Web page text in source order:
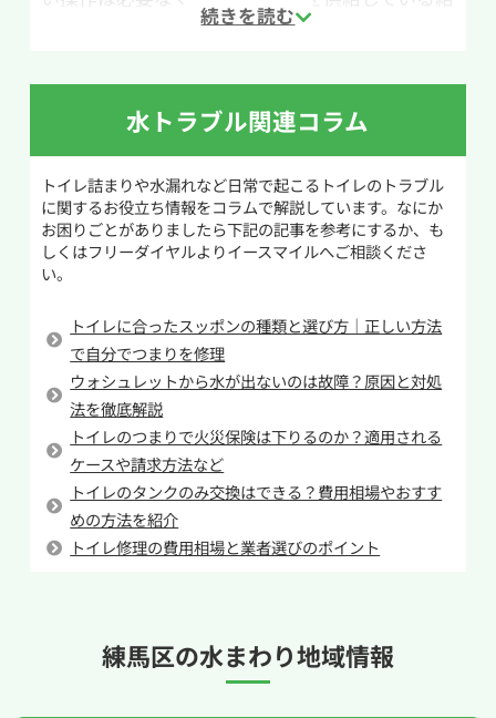
う。
ーします。その上からトイレットペーパーをかぶ
せ、さらにクエン酸水をかけてパックのように
浸透させます。30分ほど放置したあと水を流し、
トイレブラシでこすって汚れを落とします。頑固
な尿石の場合は、同じ手順を数回繰り返すと効
果的です。
尿石は放置すると落としにくくなるだけでな
めに掃除を行い、尿石を溜めないことが清潔な
トイレを保つポイントです。
水栓についている止水栓を閉めて水がこれ以上流
できます。
トイレの止水栓はトイレ室内の壁もしくは床か
らタンクへ伸びる給水管についています。止水栓
を閉める前には漏電や感電を防ぐために乾いた
手でウォシュレット(温水洗浄便座)などのプラグ
を抜き、水がかからないようビニールで包んでお
きましょう。
ナスドライバーを用意し、時計回りに回して栓を
閉めてください。栓を閉めるときは何周回したか
を覚えておくと再度止水栓を開けるときに同じ水
量が供給されるように設定できます。
止水栓の中には水漏れやサビ、汚れが原因で癒
着してしまい止水栓が回らないときもあります。
無理に回そうとすると給水管を破損させてしまい
かねないので、無理に回そうとせずに屋外にある
水トラブル関連コラム
トイレ詰まりや水漏れなど日常で起こるトイレのトラブル
に関するお役立ち情報をコラムで解説しています。なにか
お困りごとがありましたら下記の記事を参考にするか、も
しくはフリーダイヤルよりイースマイルへご相談くださ
い。
トイレに合ったスッポンの種類と選び方｜正しい方法
で自分でつまりを修理
ウォシュレットから水が出ないのは故障？原因と対処
法を徹底解説
トイレのつまりで火災保険は下りるのか？適用される
ケースや請求方法など
トイレのタンクのみ交換はできる？費用相場やおすす
めの方法を紹介
トイレ修理の費用相場と業者選びのポイント
練馬区の水まわり地域情報